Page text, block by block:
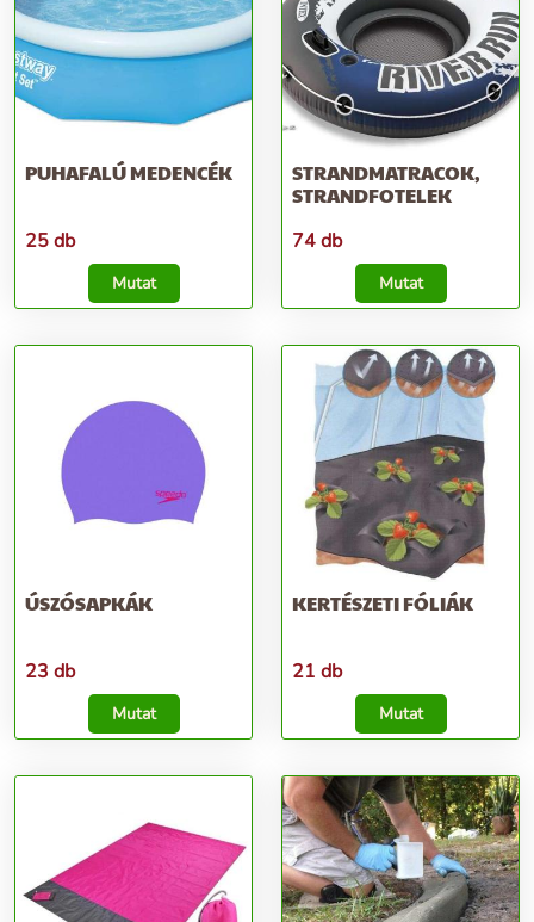
PUHAFALÚ MEDENCÉK
25 db
Mutat
STRANDMATRACOK,
STRANDFOTELEK
74 db
Mutat
ÚSZÓSAPKÁK
23 db
Mutat
KERTÉSZETI FÓLIÁK
21 db
Mutat